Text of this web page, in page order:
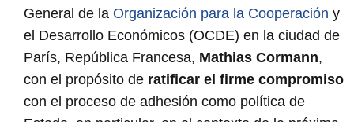
General de la Organización para la Cooperación y
el Desarrollo Económicos (OCDE) en la ciudad de
París, República Francesa, Mathias Cormann,
con el propósito de ratificar el firme compromiso
con el proceso de adhesión como política de